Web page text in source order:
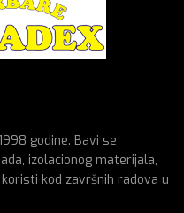
godine. Bavi se
izolacionog materijala,
kod završnih radova u